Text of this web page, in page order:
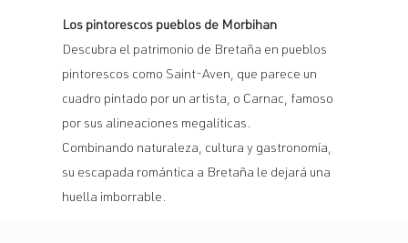
Los pintorescos pueblos de Morbihan
Descubra el patrimonio de Bretaña en pueblos
pintorescos como Saint-Aven, que parece un
cuadro pintado por un artista, o Carnac, famoso
por sus alineaciones megalíticas.
Combinando naturaleza, cultura y gastronomía,
su escapada romántica a Bretaña le dejará una
huella imborrable.